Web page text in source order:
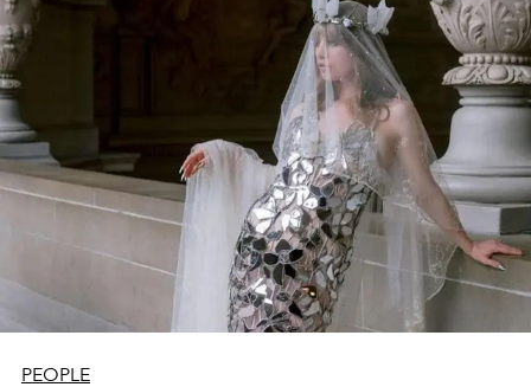
PEOPLE